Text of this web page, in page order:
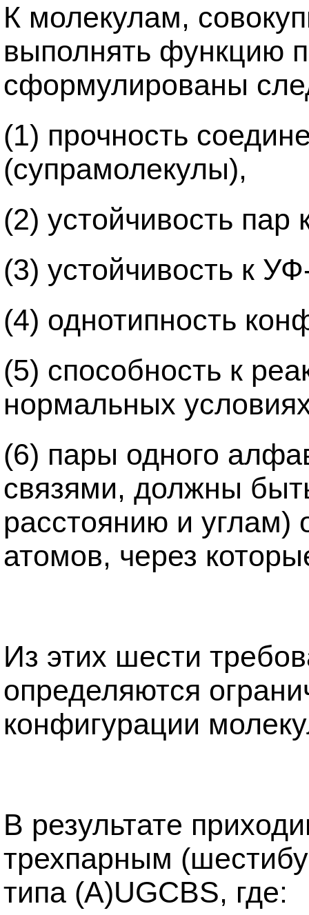
К молекулам,
выполнять функцию
сформулированы
(1) прочность
(супрамолекулы),
(2) устойчивость пар
(3) устойчивость к
(4) однотипность
(5) способность к
нормальных
(6) пары одного
связями, должны
расстоянию и углам)
атомов, через
Из этих шести
определяются
конфигурации
В результате
трехпарным
типа (A)UGCBS, где: